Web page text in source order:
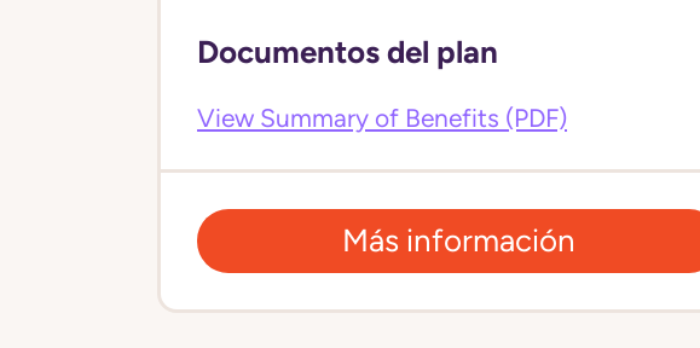
Documentos del plan
View Summary of Benefits (PDF)
Más información